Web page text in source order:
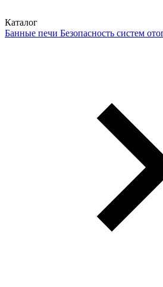
Каталог
Банные печи Безопасность систем